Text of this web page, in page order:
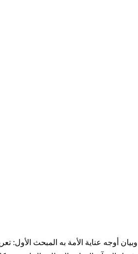
أوجه عناية الأمة به المبحث